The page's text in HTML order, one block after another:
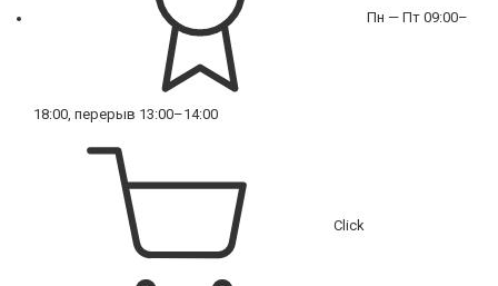
Пн — Пт 09:00–
18:00, перерыв 13:00–14:00
Click